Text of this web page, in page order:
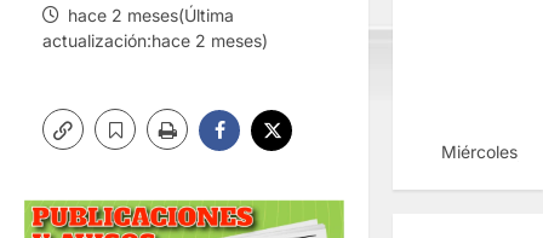
hace 2 meses(Última
actualización:hace 2 meses)
Miércoles,